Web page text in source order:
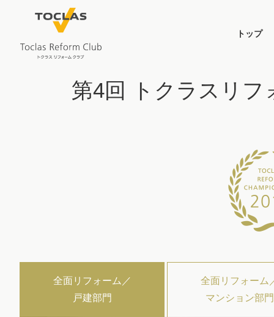
トップ
第4回 トクラスリフ
全面リフォーム／
戸建部門
全面リフォーム
マンション部門